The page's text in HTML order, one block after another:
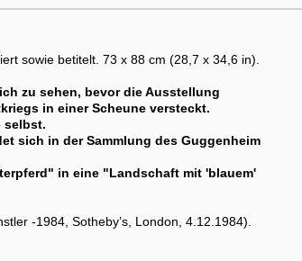
sowie betitelt. 73 x 88 cm (28,7 x 34,6 in).
zu sehen, bevor die Ausstellung
in einer Scheune versteckt.
selbst.
sich in der Sammlung des Guggenheim
in eine "Landschaft mit 'blauem'
-1984, Sotheby’s, London, 4.12.1984).